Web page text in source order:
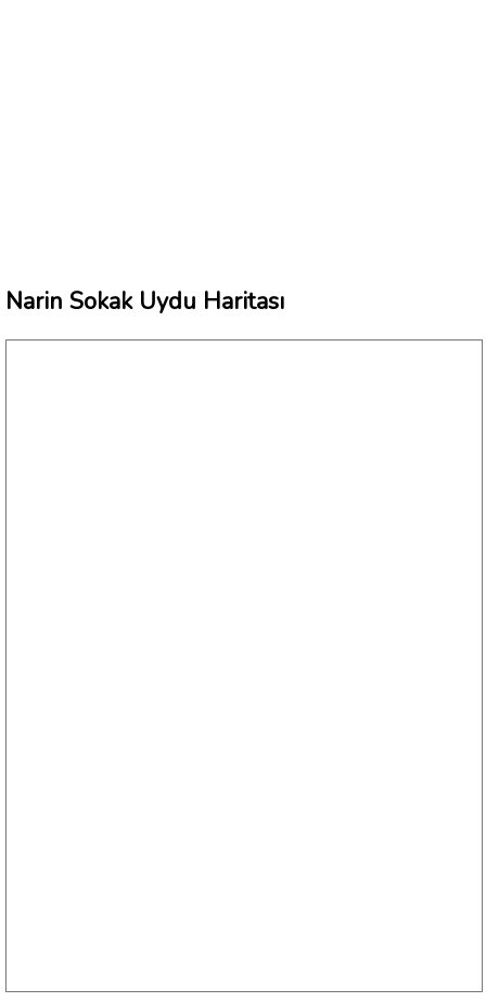
Narin Sokak Uydu Haritası